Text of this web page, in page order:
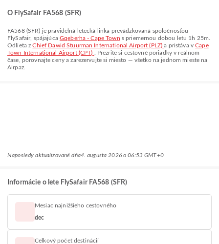
O FlySafair FA568 (SFR)
FA568(SFR) je pravidelná letecká linka prevádzkovaná spoločnosťou
FlySafair, spájajúca Gqeberha - Cape Town s priemernou dobou letu 1h 25m
Odlieta zChief Dawid Stuurman International Airport (PLZ)a pristáva vCape
Town International Airport (CPT)
. Prezrite si cestovné poriadky v reálnom
čase, porovnajte ceny a zarezervujte si miesto — všetko na jednom mieste na
Airpaz.
Naposledy aktualizované dňa4. augusta 2026 o 06:53 GMT+0
Informácie o lete FlySafair FA568 (SFR)
Mesiac najnižšieho cestovného
dec
Celkový počet destinácií